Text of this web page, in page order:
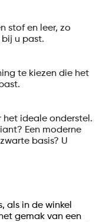
stof en leer, zo
u past.
te kiezen die het
het ideale onderstel.
Een moderne
basis? U
als in de winkel
gemak van een